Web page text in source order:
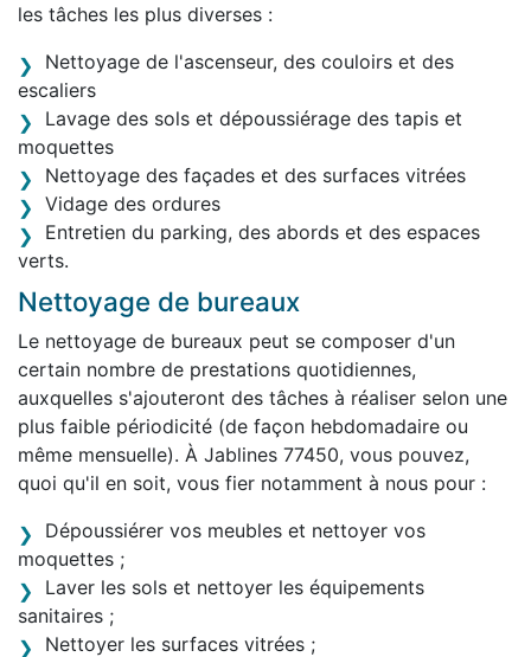
les tâches les plus diverses :
Nettoyage de l'ascenseur, des couloirs et des
escaliers
Lavage des sols et dépoussiérage des tapis et
moquettes
Nettoyage des façades et des surfaces vitrées
Vidage des ordures
Entretien du parking, des abords et des espaces
verts.
Nettoyage de bureaux
Le nettoyage de bureaux peut se composer d'un
certain nombre de prestations quotidiennes,
auxquelles s'ajouteront des tâches à réaliser selon une
plus faible périodicité (de façon hebdomadaire ou
même mensuelle). À Jablines 77450, vous pouvez,
quoi qu'il en soit, vous fier notamment à nous pour :
Dépoussiérer vos meubles et nettoyer vos
moquettes ;
Laver les sols et nettoyer les équipements
sanitaires ;
Nettoyer les surfaces vitrées ;